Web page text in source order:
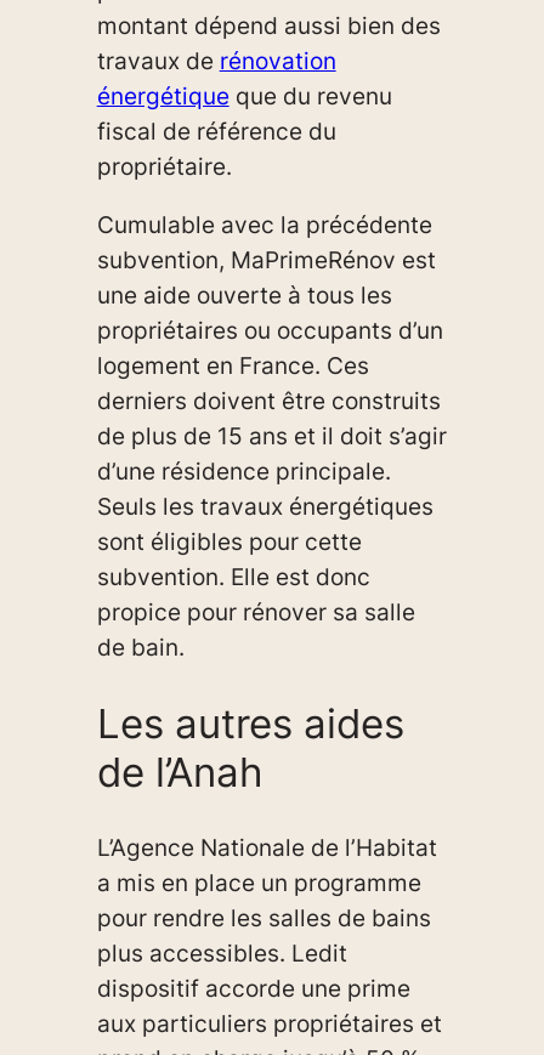
montant dépend aussi bien des
travaux de rénovation
énergétique que du revenu
fiscal de référence du
propriétaire.
Cumulable avec la précédente
subvention, MaPrimeRénov est
une aide ouverte à tous les
propriétaires ou occupants d’un
logement en France. Ces
derniers doivent être construits
de plus de 15 ans et il doit s’agir
d’une résidence principale.
Seuls les travaux énergétiques
sont éligibles pour cette
subvention. Elle est donc
propice pour rénover sa salle
de bain.
Les autres aides
de l’Anah
L’Agence Nationale de l’Habitat
a mis en place un programme
pour rendre les salles de bains
plus accessibles. Ledit
dispositif accorde une prime
aux particuliers propriétaires et